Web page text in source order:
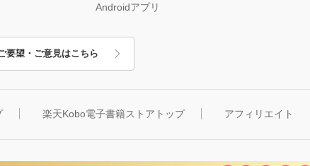
Androidアプリ
要望・ご意見はこちら
楽天Kobo電子書籍ストアトップ アフィリエイト